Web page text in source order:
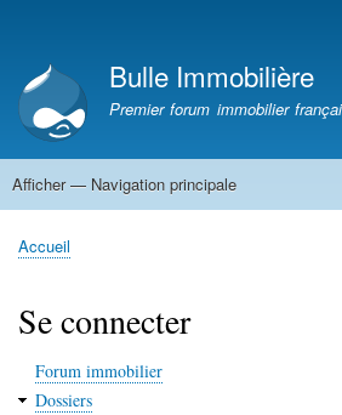
contenu
principal
compte
de
l'utilisateur
Bulle Immobilière
Premier forum immobilier
Navigation
Afficher — Navigation principale
Accueil
Fil
Accueil
Se connecter
Forum immobilier
Dossiers